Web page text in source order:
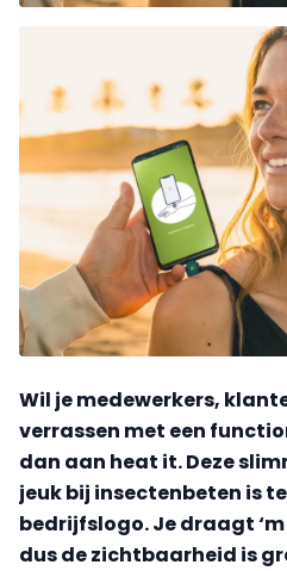
Wil je medewerkers,
verrassen met een
dan aan heat it. Deze
jeuk bij insectenbeten is
bedrijfslogo. Je draagt
dus de zichtbaarheid is